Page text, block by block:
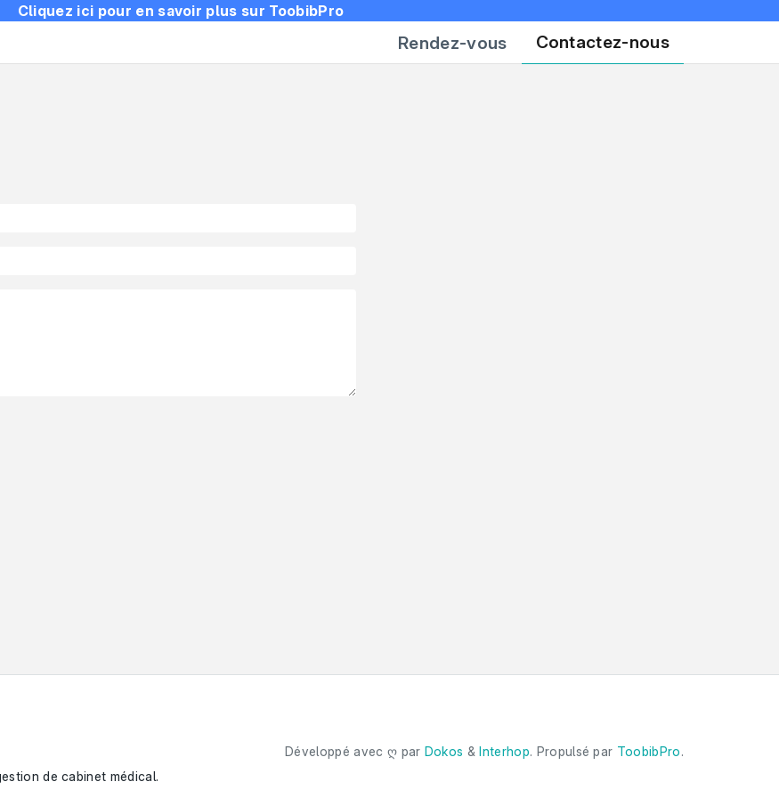
Cliquez ici pour en savoir plus sur ToobibPro
Rendez-vous Contactez-nous
de cabinet médical.
Développé avec ღ par Dokos &Interhop. Propulsé par ToobibPro.